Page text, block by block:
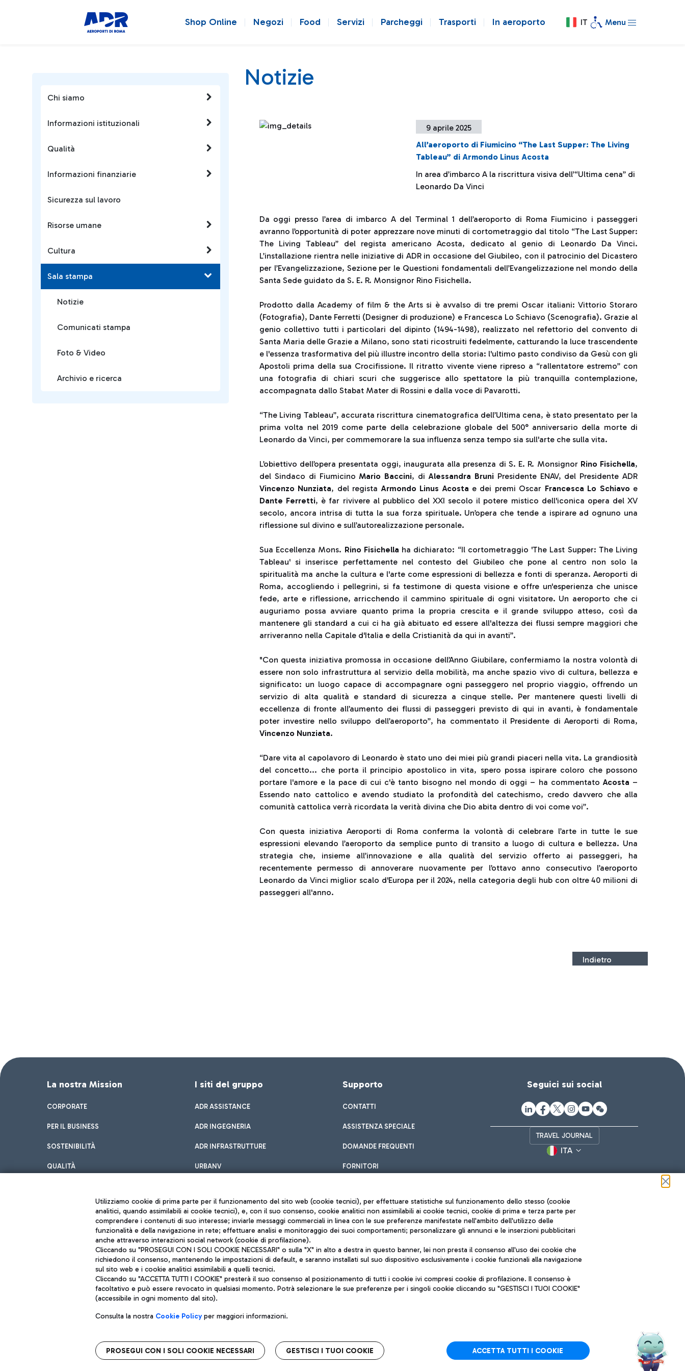
Shop Online Negozi Food Servizi Parcheggi Trasporti In aeroporto IT Menu
Chi siamo
Informazioni istituzionali
Qualità
Informazioni finanziarie
Sicurezza sul lavoro
Risorse umane
Cultura
Sala stampa
Notizie
Comunicati stampa
Foto & Video
Archivio e ricerca
Notizie
9 aprile 2025
All’aeroporto di Fiumicino “The Last Supper: The Living
Tableau” di Armondo Linus Acosta
In area d’imbarco A la riscrittura visiva dell’“Ultima cena” di
Leonardo Da Vinci
Da oggi presso l’area di imbarco A del Terminal 1 dell’aeroporto di Roma Fiumicino i passeggeri
avranno l’opportunità di poter apprezzare nove minuti di cortometraggio dal titolo “The Last Supper:
The Living Tableau” del regista americano Acosta, dedicato al genio di Leonardo Da Vinci.
L’installazione rientra nelle iniziative di ADR in occasione del Giubileo, con il patrocinio del Dicastero
per l’Evangelizzazione, Sezione per le Questioni fondamentali dell’Evangelizzazione nel mondo della
Santa Sede guidato da S. E. R. Monsignor Rino Fisichella.
Prodotto dalla Academy of film & the Arts si è avvalso di tre premi Oscar italiani: Vittorio Storaro
(Fotografia), Dante Ferretti (Designer di produzione) e Francesca Lo Schiavo (Scenografia). Grazie al
genio collettivo tutti i particolari del dipinto (1494-1498), realizzato nel refettorio del convento di
Santa Maria delle Grazie a Milano, sono stati ricostruiti fedelmente, catturando la luce trascendente
e l'essenza trasformativa del più illustre incontro della storia: l'ultimo pasto condiviso da Gesù con gli
Apostoli prima della sua Crocifissione. Il ritratto vivente viene ripreso a “rallentatore estremo” con
una fotografia di chiari scuri che suggerisce allo spettatore la più tranquilla contemplazione,
accompagnata dallo Stabat Mater di Rossini e dalla voce di Pavarotti.
“The Living Tableau”, accurata riscrittura cinematografica dell’Ultima cena, è stato presentato per la
prima volta nel 2019 come parte della celebrazione globale del 500° anniversario della morte di
Leonardo da Vinci, per commemorare la sua influenza senza tempo sia sull'arte che sulla vita.
L’obiettivo dell’opera presentata oggi, inaugurata alla presenza di S. E. R. Monsignor Rino Fisichella,
del Sindaco di FiumicinoMario Baccini, diAlessandra BruniPresidente ENAV, del Presidente ADR
Vincenzo Nunziata, del registaArmondo Linus Acosta e dei premi Oscar Francesca Lo Schiavo e
Dante Ferretti, è far rivivere al pubblico del XXI secolo il potere mistico dell'iconica opera del XV
secolo, ancora intrisa di tutta la sua forza spirituale. Un’opera che tende a ispirare ad ognuno una
riflessione sul divino e sull’autorealizzazione personale.
Sua Eccellenza Mons. Rino Fisichella ha dichiarato: “Il cortometraggio 'The Last Supper: The Living
Tableau' si inserisce perfettamente nel contesto del Giubileo che pone al centro non solo la
spiritualità ma anche la cultura e l'arte come espressioni di bellezza e fonti di speranza. Aeroporti di
Roma, accogliendo i pellegrini, si fa testimone di questa visione e offre un'esperienza che unisce
fede, arte e riflessione, arricchendo il cammino spirituale di ogni visitatore. Un aeroporto che ci
auguriamo possa avviare quanto prima la propria crescita e il grande sviluppo atteso, così da
mantenere gli standard a cui ci ha già abituato ed essere all'altezza dei flussi sempre maggiori che
arriveranno nella Capitale d'Italia e della Cristianità da qui in avanti”.
"Con questa iniziativa promossa in occasione dell’Anno Giubilare, confermiamo la nostra volontà di
essere non solo infrastruttura al servizio della mobilità, ma anche spazio vivo di cultura, bellezza e
significato: un luogo capace di accompagnare ogni passeggero nel proprio viaggio, offrendo un
servizio di alta qualità e standard di sicurezza a cinque stelle. Per mantenere questi livelli di
eccellenza di fronte all’aumento dei flussi di passeggeri previsto di qui in avanti, è fondamentale
poter investire nello sviluppo dell’aeroporto”, ha commentato il Presidente di Aeroporti di Roma,
Vincenzo Nunziata.
“Dare vita al capolavoro di Leonardo è stato uno dei miei più grandi piaceri nella vita. La grandiosità
del concetto... che porta il principio apostolico in vita, spero possa ispirare coloro che possono
portare l'amore e la pace di cui c'è tanto bisogno nel mondo di oggi – ha commentatoAcosta –
Essendo nato cattolico e avendo studiato la profondità del catechismo, credo davvero che alla
comunità cattolica verrà ricordata la verità divina che Dio abita dentro di voi come voi”.
Con questa iniziativa Aeroporti di Roma conferma la volontà di celebrare l’arte in tutte le sue
espressioni elevando l’aeroporto da semplice punto di transito a luogo di cultura e bellezza. Una
strategia che, insieme all’innovazione e alla qualità del servizio offerto ai passeggeri, ha
recentemente permesso di annoverare nuovamente per l’ottavo anno consecutivo l’aeroporto
Leonardo da Vinci miglior scalo d'Europa per il 2024, nella categoria degli hub con oltre 40 milioni di
passeggeri all'anno.
Indietro
La nostra Mission
CORPORATE
PER IL BUSINESS
SOSTENIBILITÀ
QUALITÀ
I siti del gruppo
ADR ASSISTANCE
ADR INGEGNERIA
ADR INFRASTRUTTURE
URBANV
Supporto
CONTATTI
ASSISTENZA SPECIALE
DOMANDE FREQUENTI
FORNITORI
Seguici sui social
TRAVEL JOURNAL
ITA
Aeroporti di Roma S.p.A. - Società soggetta a direzione e coordinamento di Mundys S.p.A.
Codice fiscale e Registro delle Imprese di Roma 13032990155 P. IVA 06572251004
Capitale sociale 62.224.743,00 int. vers.
Sede legale: Via Pier Paolo Racchetti 1 - 00054 Fiumicino (RM) telefono +39 06 65951
Note legali
Mappa sito
Accessibilità
Roma FCO
L'aeroporto stellato
QUALITÀ SOSTENIBILITÀ INNOVAZIONE
Utilizziamo cookie di prima parte per il funzionamento del sito web (cookie tecnici), per effettuare statistiche sul funzionamento dello stesso (cookie
analitici, quando assimilabili ai cookie tecnici), e, con il suo consenso, cookie analitici non assimilabili ai cookie tecnici, cookie di prima e terza parte per
comprendere i contenuti di suo interesse; inviarle messaggi commerciali in linea con le sue preferenze manifestate nell'ambito dell'utilizzo delle
funzionalità e della navigazione in rete; effettuare analisi e monitoraggio dei suoi comportamenti; personalizzare gli annunci e le inserzioni pubblicitari
anche attraverso interazioni social network (cookie di profilazione).
Cliccando su "PROSEGUI CON I SOLI COOKIE NECESSARI" o sulla "X" in alto a destra in questo banner, lei non presta il consenso all'uso dei cookie che
richiedono il consenso, mantenendo le impostazioni di default, e saranno installati sul suo dispositivo esclusivamente i cookie funzionali alla navigazione
sul sito web e i cookie analitici assimilabili a quelli tecnici.
Cliccando su "ACCETTA TUTTI I COOKIE" presterà il suo consenso al posizionamento di tutti i cookie ivi compresi cookie di profilazione. Il consenso è
facoltativo e può essere revocato in qualsiasi momento. Potrà selezionare le sue preferenze per i singoli cookie cliccando su "GESTISCI I TUOI COOKIE"
(accessibile in ogni momento dal sito).
Consulta la nostra Cookie Policyper maggiori informazioni.
PROSEGUI CON I SOLI COOKIE NECESSARI GESTISCI I TUOI COOKIE ACCETTA TUTTI I COOKIE